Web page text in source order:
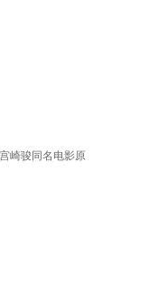
崎骏同名电影原